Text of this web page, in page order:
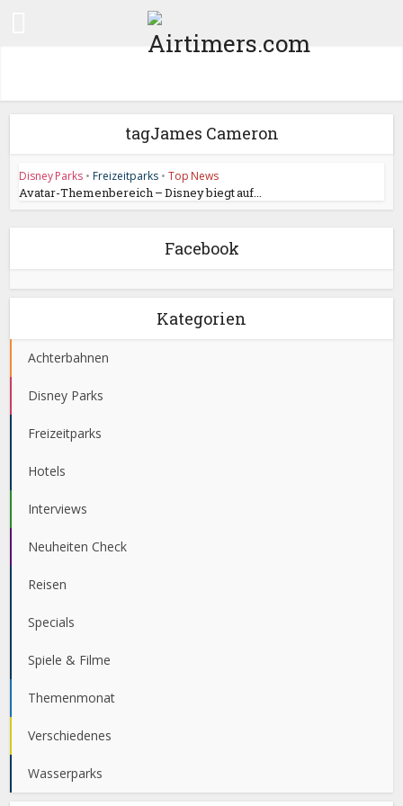
tagJames Cameron
Disney Parks • Freizeitparks • Top News
Avatar-Themenbereich – Disney biegt auf...
Facebook
Kategorien
Achterbahnen
Disney Parks
Freizeitparks
Hotels
Interviews
Neuheiten Check
Reisen
Specials
Spiele & Filme
Themenmonat
Verschiedenes
Wasserparks